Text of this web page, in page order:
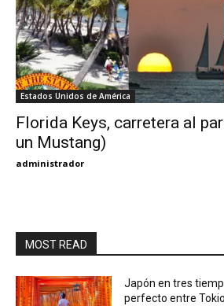
My
Estados Unidos de América
Florida Keys, carretera al
un Mustang)
administrador
MOST READ
Japón en tres
perfecto entre